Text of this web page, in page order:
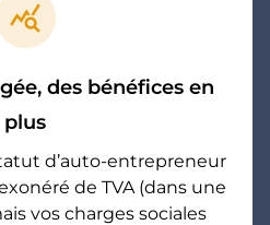
query_stats
des bénéfices en
plus
d’auto-entrepreneur
de TVA (dans une
vos charges sociales